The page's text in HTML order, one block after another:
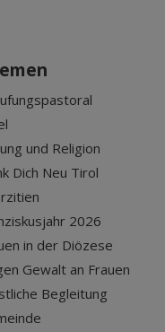
und Religion
Dich Neu Tirol
2026
in der Diözese
Gewalt an Frauen
Begleitung